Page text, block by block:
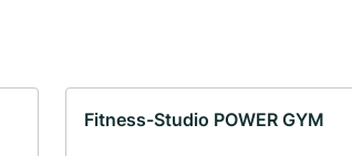
Fitness-Studio POWER GYM